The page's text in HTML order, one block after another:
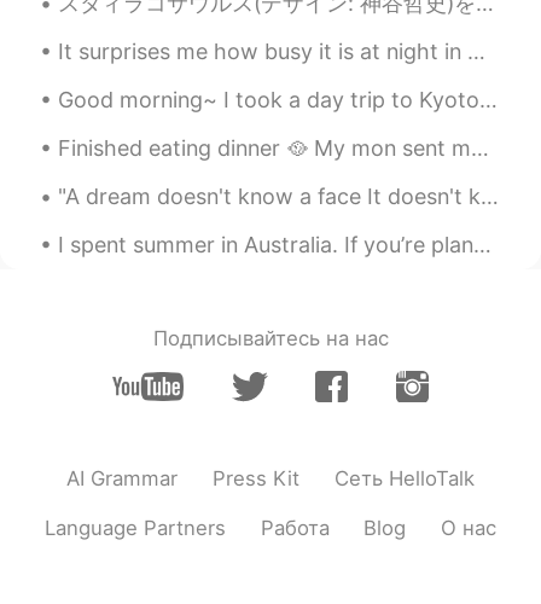
It surprises me how busy it is at night in China. Everybody comes out to shop at night. In Englan...
Good morning~ I took a day trip to Kyoto yesterday. めっちゃいい天気だった！ Also,there was a cat at Fushimi...
Finished eating dinner 🥘 My mon sent me pictures of her teddy bear 🧸 she got it some hair and r...
"A dream doesn't know a face It doesn't know a single color but resonates with them all Inside it...
I spent summer in Australia. If you’re planning a visit please go to Messina the gelato is delici...
Подписывайтесь на нас
AI Grammar Press Kit Сеть HelloTalk
Language Partners Работа Blog О нас